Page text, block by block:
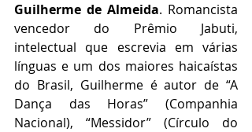
Guilherme de Almeida. Romancista
vencedor do Prêmio Jabuti,
intelectual que escrevia em várias
línguas e um dos maiores haicaístas
do Brasil, Guilherme é autor de “A
Dança das Horas” (Companhia
Nacional), “Messidor” (Círculo do